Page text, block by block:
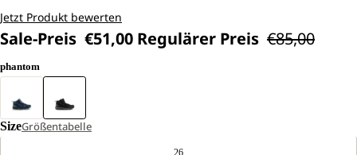
Jetzt Produkt bewerten
Sale-Preis €51,00 Regulärer Preis €85,00
phantom
SizeGrößentabelle
26